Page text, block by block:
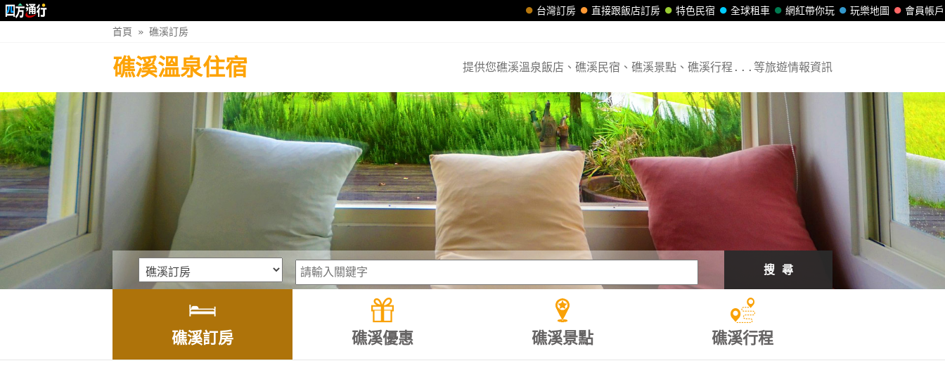
會員帳戶
玩樂地圖
網紅帶你玩
全球租車
特色民宿
直接跟飯店訂房
台灣訂房
首頁 » 礁溪訂房
礁溪溫泉住宿 提供您礁溪溫泉飯店、礁溪民宿、礁溪景點、礁溪行程...等旅遊情報資訊
搜 尋
礁溪訂房 礁溪優惠 礁溪景點 礁溪行程